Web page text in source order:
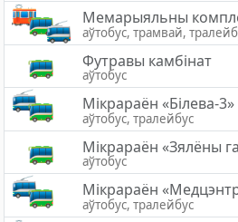
Мемарыяльны
аўтобус, трамвай,
Футравы камбінат
аўтобус
Мікрараён «Білева-3»
аўтобус, тралейбус
Мікрараён «Зялёны
аўтобус
Мікрараён
аўтобус, тралейбус